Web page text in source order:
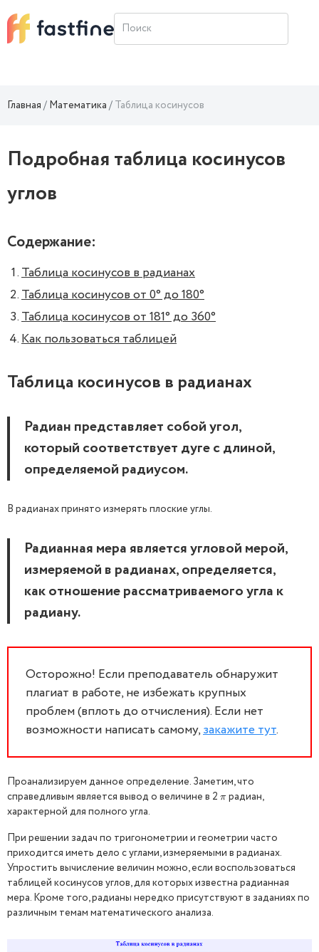
Главная Математика Таблица косинусов
Подробная таблица косинусов
углов
Содержание:
Таблица косинусов в радианах
Таблица косинусов от 0° до 180°
Таблица косинусов от 181° до 360°
Как пользоваться таблицей
Таблица косинусов в радианах
Радиан представляет собой угол,
который соответствует дуге с длиной,
определяемой радиусом.
В радианах принято измерять плоские углы.
Радианная мера является угловой мерой,
измеряемой в радианах, определяется,
как отношение рассматриваемого угла к
радиану.
Осторожно! Если преподаватель обнаружит
плагиат в работе, не избежать крупных
проблем (вплоть до отчисления). Если нет
возможности написать самому,закажите тут.
Проанализируем данное определение. Заметим, что
справедливым является вывод о величине в 2 π
πрадиан,
характерной для полного угла.
При решении задач по тригонометрии и геометрии часто
приходится иметь дело с углами, измеряемыми в радианах.
Упростить вычисление величин можно, если воспользоваться
таблицей косинусов углов, для которых известна радианная
мера. Кроме того, радианы нередко присутствуют в заданиях по
различным темам математического анализа.